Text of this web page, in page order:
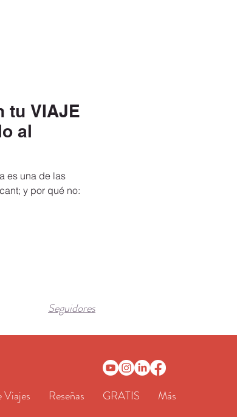
tu VIAJE
al
es una de las
y por qué no:
Seguidores
Viajes Reseñas GRATIS Más